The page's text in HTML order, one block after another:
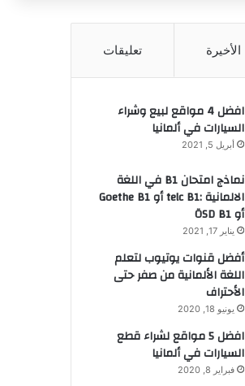
الأخيرة تعليقات
افضل 4 مواقع لبيع وشراء
السيارات في ألمانيا
أبريل 5, 2021
نماذج امتحان B1 في اللغة
الالمانية :telc B1 أو Goethe B1
أو ÖSD B1
يناير 17, 2021
أفضل قنوات يوتيوب لتعلم
اللغة الألمانية من صفر حتى
الأحتراف
يونيو 18, 2020
افضل 5 مواقع لشراء قطع
السيارات في ألمانيا
فبراير 8, 2020